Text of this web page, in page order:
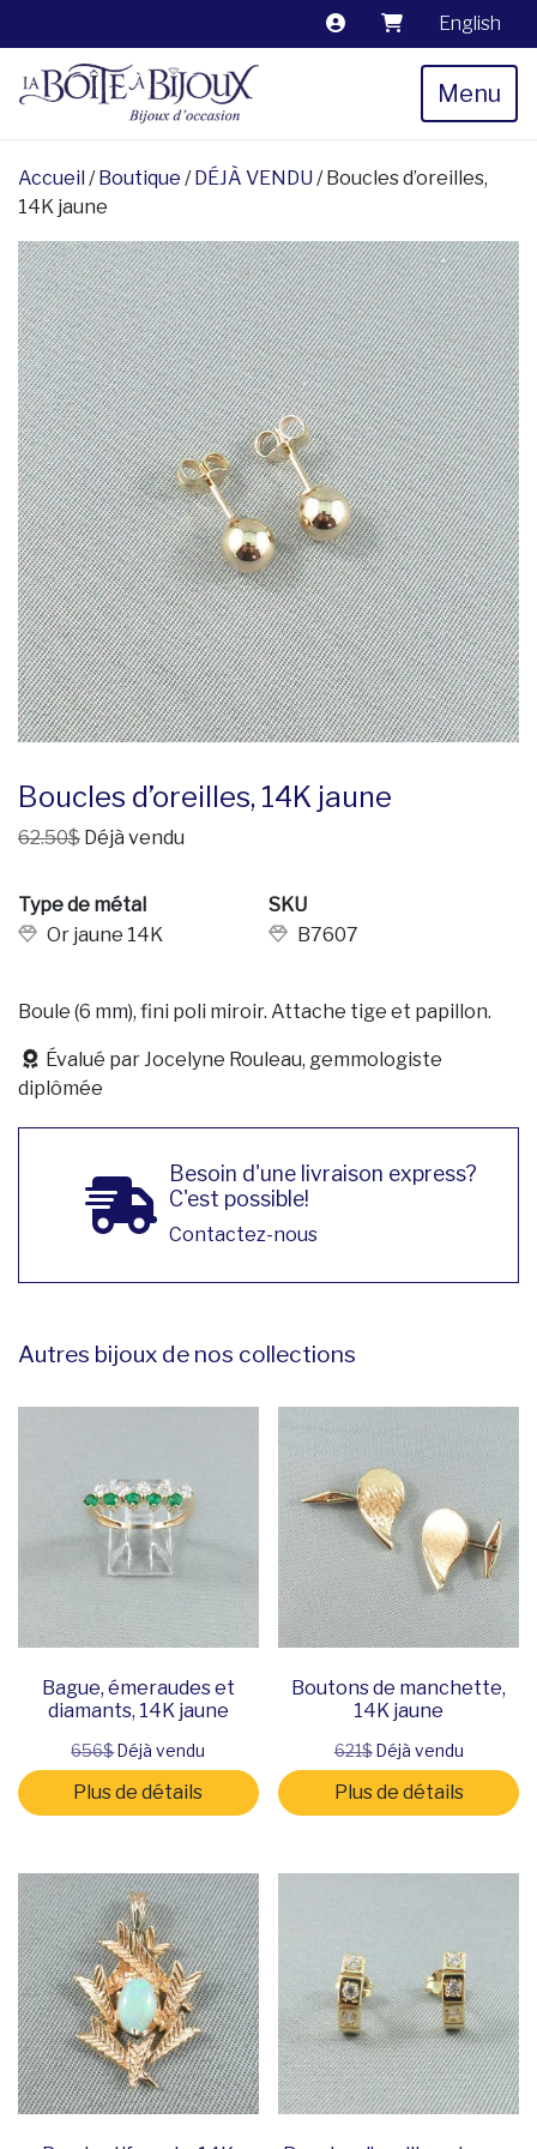
English
Menu
Accueil /Boutique /DÉJÀ VENDU / Boucles d’oreilles,
14K jaune
Boucles d’oreilles, 14K jaune
62.50$ Déjà vendu
Type de métal
Or jaune 14K
SKU
B7607
Boule (6 mm), fini poli miroir. Attache tige et papillon.
Évalué par Jocelyne Rouleau, gemmologiste
diplômée
Besoin d'une livraison express?
C'est possible!
Contactez-nous
Autres bijoux de nos collections
Bague, émeraudes et
diamants, 14K jaune
656$Déjà vendu
Plus de détails
Boutons de manchette,
14K jaune
621$Déjà vendu
Plus de détails